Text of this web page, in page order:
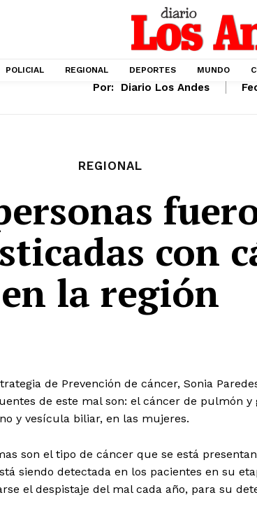
POLICIAL REGIONAL DEPORTES MUNDO
Por: Diario Los Andes
REGIONAL
con
en la región
de Prevención de cáncer, Sonia
de este mal son: el cáncer de pulmón y
y vesícula biliar, en las mujeres.
son el tipo de cáncer que se está
siendo detectada en los pacientes en su
el despistaje del mal cada año, para su